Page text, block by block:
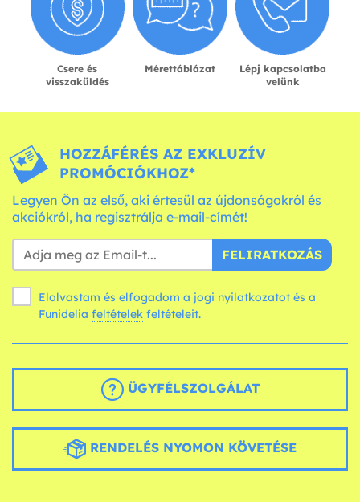
Csere és
visszaküldés
Mérettáblázat
Lépj kapcsolatba
velünk
HOZZÁFÉRÉS AZ EXKLUZÍV
PROMÓCIÓKHOZ*
Legyen Ön az első, aki értesül az újdonságokról és
akciókról, ha regisztrálja e-mail-címét!
FELIRATKOZÁS
Elolvastam és elfogadom a jogi nyilatkozatot és a
Funidelia feltételek feltételeit.
ÜGYFÉLSZOLGÁLAT
RENDELÉS NYOMON KÖVETÉSE